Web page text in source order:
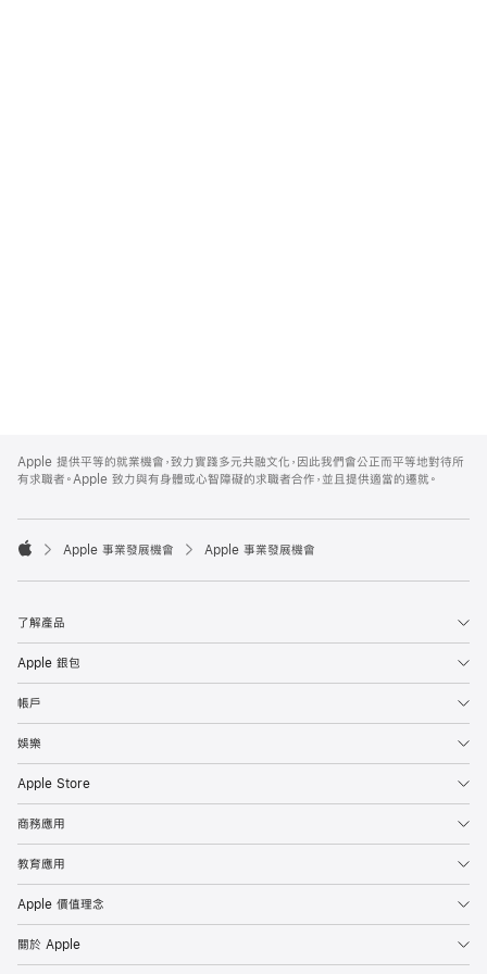
Footer
Apple 提供平等的就業機會，致力實踐多元共融文化，因此我們會公正而平等地對待所
有求職者。Apple 致力與有身體或心智障礙的求職者合作，並且提供適當的遷就。

Apple 事業發展機會 Apple 事業發展機會
了解產品
Apple 銀包
帳戶
娛樂
Apple Store
商務應用
教育應用
Apple 價值理念
關於 Apple